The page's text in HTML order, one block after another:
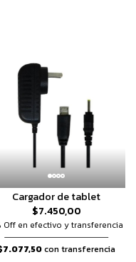
Cargador de tablet
$7.450,00
Off en efectivo y transferencia
con transferencia